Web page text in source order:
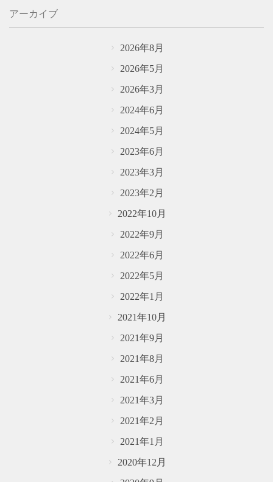
アーカイブ
2026年8月
2026年5月
2026年3月
2024年6月
2024年5月
2023年6月
2023年3月
2023年2月
2022年10月
2022年9月
2022年6月
2022年5月
2022年1月
2021年10月
2021年9月
2021年8月
2021年6月
2021年3月
2021年2月
2021年1月
2020年12月